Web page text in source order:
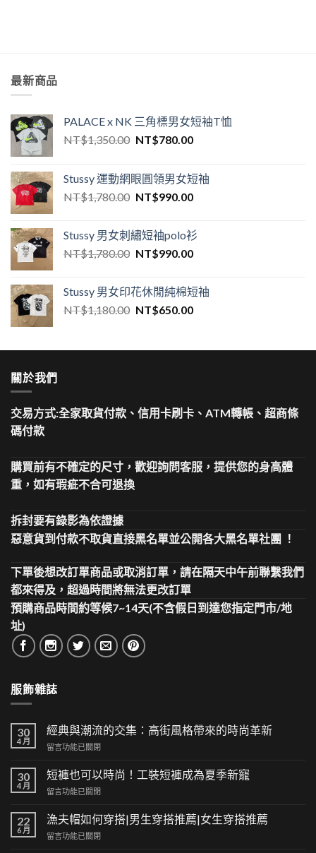
最新商品
PALACE x NK 三角標男女短袖T恤
NT$1,350.00 NT$780.00
Stussy 運動網眼圓領男女短袖
NT$1,780.00 NT$990.00
Stussy 男女刺繡短袖polo衫
NT$1,780.00 NT$990.00
Stussy 男女印花休閒純棉短袖
NT$1,180.00 NT$650.00
關於我們
交易方式:全家取貨付款、信用卡刷卡、ATM轉帳、超商條
碼付款
購買前有不確定的尺寸，歡迎詢問客服，提供您的身高體
重，如有瑕疵不合可退換
拆封要有錄影為依證據
惡意貨到付款不取貨直接黑名單並公開各大黑名單社團 ！
下單後想改訂單商品或取消訂單，請在隔天中午前聯繫我們
都來得及，超過時間將無法更改訂單
預購商品時間約等候7~14天(不含假日到達您指定門市/地
址)
服飾雜誌
30
4 月
經典與潮流的交集：高街風格帶來的時尚革新
在
典
與
潮
的
交
集：
留言功能已關閉
30
4 月
短褲也可以時尚！工裝短褲成為夏季新寵
在
褲
也
可
留言功能已關閉
22
6 月
漁夫帽如何穿搭|男生穿搭推薦|女生穿搭推薦
在
留言功能已關閉